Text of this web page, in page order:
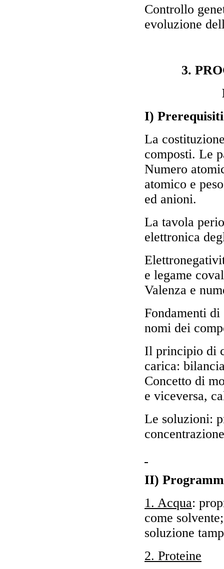
Controllo
evoluzione
3.
I)
La
composti. Le
Numero
atomico e
ed anioni.
La tavola
elettronica
e legame
Valenza e
Fondamenti
nomi dei
Il principio di
carica:
Concetto di
e viceversa,
Le soluzioni:
II)
1. Acqua:
come
soluzione
2. Proteine